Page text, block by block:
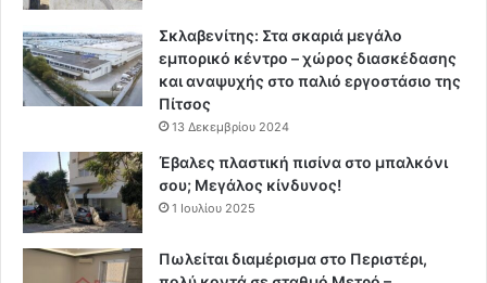
Σκλαβενίτης: Στα σκαριά μεγάλο
εμπορικό κέντρο – χώρος διασκέδασης
και αναψυχής στο παλιό εργοστάσιο της
Πίτσος
13 Δεκεμβρίου 2024
Έβαλες πλαστική πισίνα στο μπαλκόνι
σου; Μεγάλος κίνδυνος!
1 Ιουλίου 2025
Πωλείται διαμέρισμα στο Περιστέρι,